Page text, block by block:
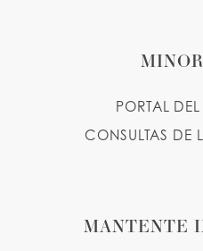
PORTAL
CONSULTAS DE
MANTENTE